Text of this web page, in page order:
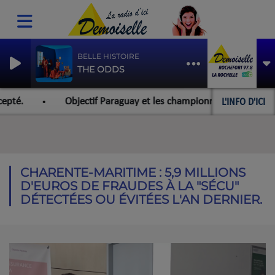
BELLE HISTOIRE
THE ODDS
L'INFO D'ICI
Objectif Paraguay et les championnats du
CHARENTE-MARITIME : 5,9 MILLIONS
D'EUROS DE FRAUDES À LA "SÉCU"
DÉTECTÉES OU ÉVITÉES L'AN DERNIER.